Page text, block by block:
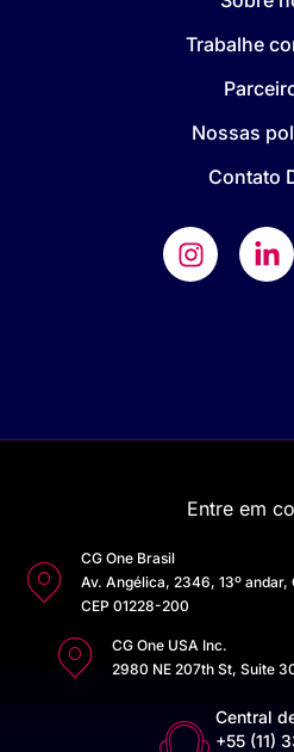
Trabalhe
Nossas
Contato
Entre em
CG One Brasil
Av. Angélica, 2346, 13º andar,
CEP 01228-200
CG One USA Inc.
2980 NE 207th St, Suite
Central
+55 (11)